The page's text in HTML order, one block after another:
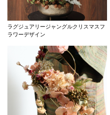
ラグジュアリージャングルクリスマスフ
ラワーデザイン